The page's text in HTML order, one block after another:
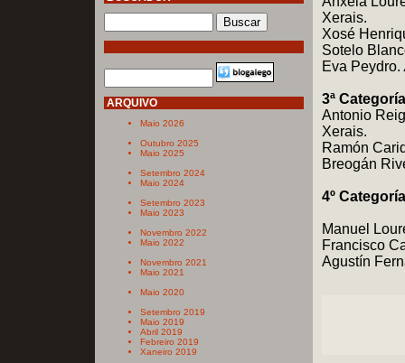
ARQUIVO
Maio 2026
Outubro 2025
Maio 2025
Setembro 2024
Maio 2024
Setembro 2023
Maio 2023
Novembro 2022
Maio 2022
Novembro 2021
Maio 2021
Maio 2020
Setembro 2019
Maio 2019
Abril 2019
Febreiro 2019
Xaneiro 2019
Xerais.
Xosé
Sotelo
Eva Peydro.
3ª
Antonio
Xerais.
Ramón
Breogán
4º
Manuel
Francisco
Agustín